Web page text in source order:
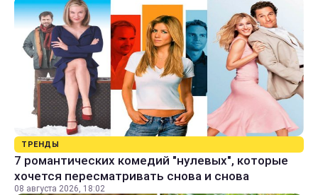
ТРЕНДЫ
7 романтических комедий "нулевых", которые
хочется пересматривать снова и снова
08 августа 2026, 18:02